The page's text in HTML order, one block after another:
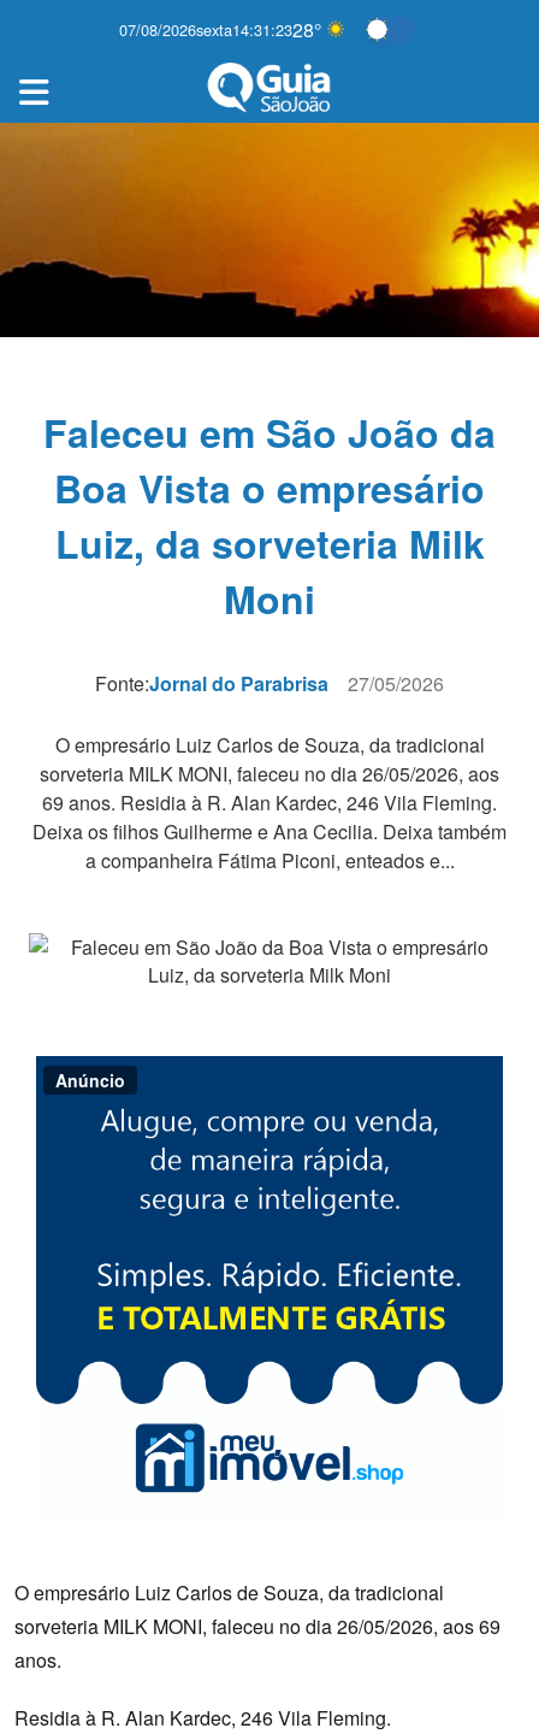
07/08/2026sexta14:31:2328°
Faleceu em São João da
Boa Vista o empresário
Luiz, da sorveteria Milk
Moni
Fonte:Jornal do Parabrisa 27/05/2026
O empresário Luiz Carlos de Souza, da tradicional
sorveteria MILK MONI, faleceu no dia 26/05/2026, aos
69 anos. Residia à R. Alan Kardec, 246 Vila Fleming.
Deixa os filhos Guilherme e Ana Cecilia. Deixa também
a companheira Fátima Piconi, enteados e...
Anúncio
O empresário Luiz Carlos de Souza, da tradicional
sorveteria MILK MONI, faleceu no dia 26/05/2026, aos 69
anos.
Residia à R. Alan Kardec, 246 Vila Fleming.